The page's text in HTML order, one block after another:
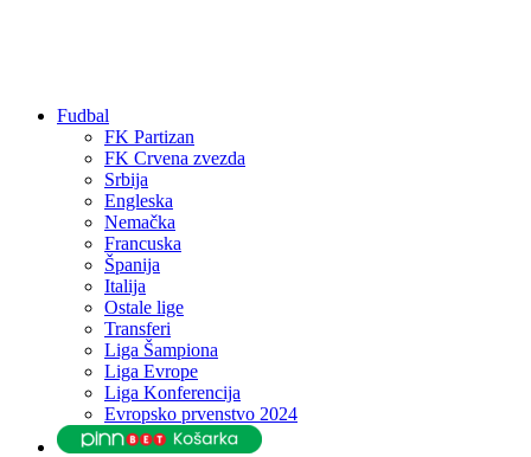
Fudbal
FK Partizan
FK Crvena zvezda
Srbija
Engleska
Nemačka
Francuska
Španija
Italija
Ostale lige
Transferi
Liga Šampiona
Liga Evrope
Liga Konferencija
Evropsko prvenstvo 2024